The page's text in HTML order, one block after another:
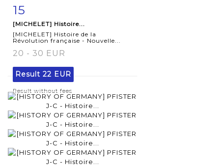
Item detail
15
[MICHELET] Histoire...
[MICHELET] Histoire de la
Révolution française - Nouvelle...
20 - 30 EUR
Result 22 EUR
Result without fees